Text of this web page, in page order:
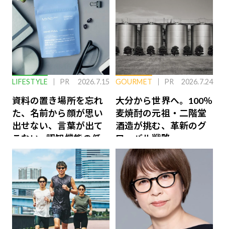
LIFESTYLE PR 2026.7.15
資料の置き場所を忘れ
た、名前から顔が思い
出せない、言葉が出て
こない…認知機能の低
下を救う、脳のインナ
ーケアとは
GOURMET PR 2026.7.24
大分から世界へ。100％
麦焼酎の元祖・二階堂
酒造が挑む、革新のグ
ローバル戦略